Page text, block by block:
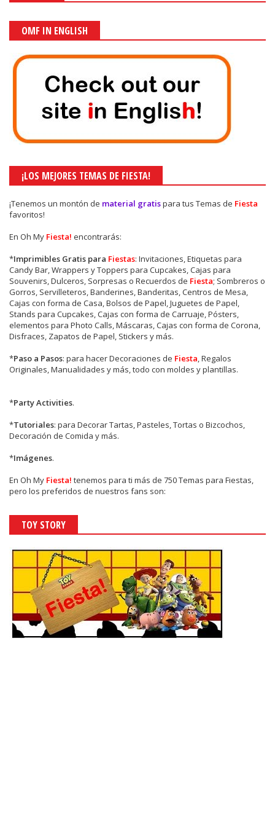
OMF IN ENGLISH
¡LOS MEJORES TEMAS DE FIESTA!
¡Tenemos un montón de material gratispara tus Temas de Fiesta
favoritos!
En Oh My Fiesta! encontrarás:
*Imprimibles Gratis para Fiestas: Invitaciones, Etiquetas para
Candy Bar, Wrappers y Toppers para Cupcakes, Cajas para
Souvenirs, Dulceros, Sorpresas o Recuerdos de Fiesta; Sombreros o
Gorros, Servilleteros, Banderines, Banderitas, Centros de Mesa,
Cajas con forma de Casa, Bolsos de Papel, Juguetes de Papel,
Stands para Cupcakes, Cajas con forma de Carruaje, Pósters,
elementos para Photo Calls, Máscaras, Cajas con forma de Corona,
Disfraces, Zapatos de Papel, Stickers y más.
*Paso a Pasos: para hacer Decoraciones de Fiesta, Regalos
Originales, Manualidades y más, todo con moldes y plantillas.
*Party Activities.
*Tutoriales: para Decorar Tartas, Pasteles, Tortas o Bizcochos,
Decoración de Comida y más.
*Imágenes.
En Oh My Fiesta! tenemos para ti más de 750 Temas para Fiestas,
pero los preferidos de nuestros fans son:
TOY STORY